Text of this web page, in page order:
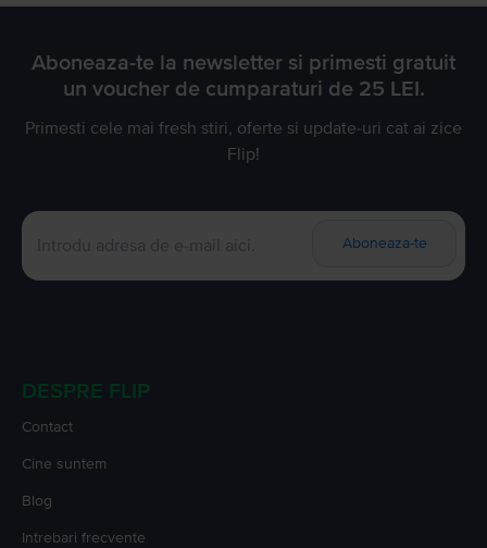
Aboneaza-te la newsletter si primesti gratuit
un voucher de cumparaturi de 25 LEI.
Primesti cele mai fresh stiri, oferte si update-uri cat ai zice
Flip!
Aboneaza-te
DESPRE FLIP
Contact
Cine suntem
Blog
Intrebari frecvente